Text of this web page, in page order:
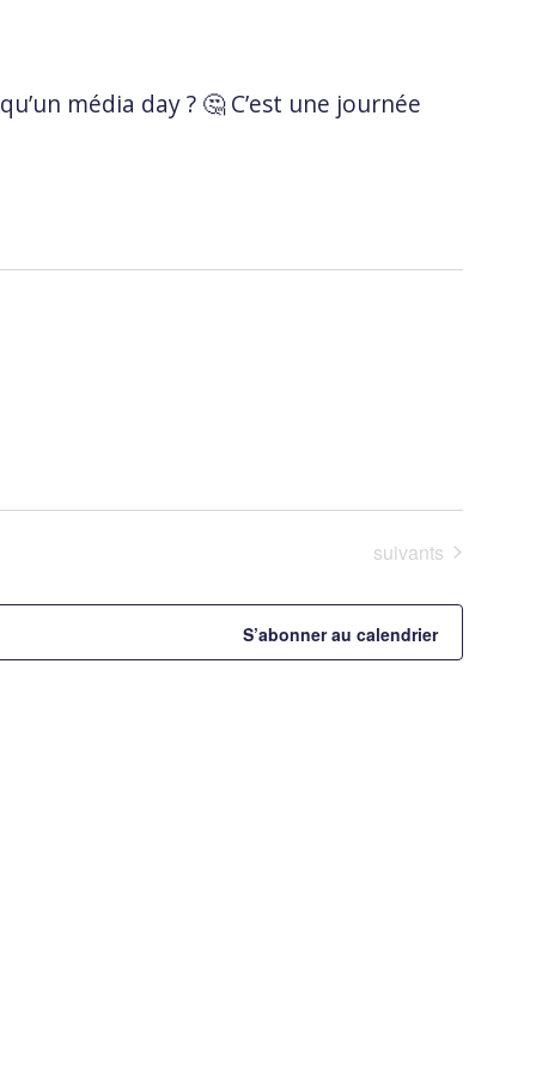
média day ? 🤔 C’est une journée
Évènements
suivants
S’abonner au calendrier